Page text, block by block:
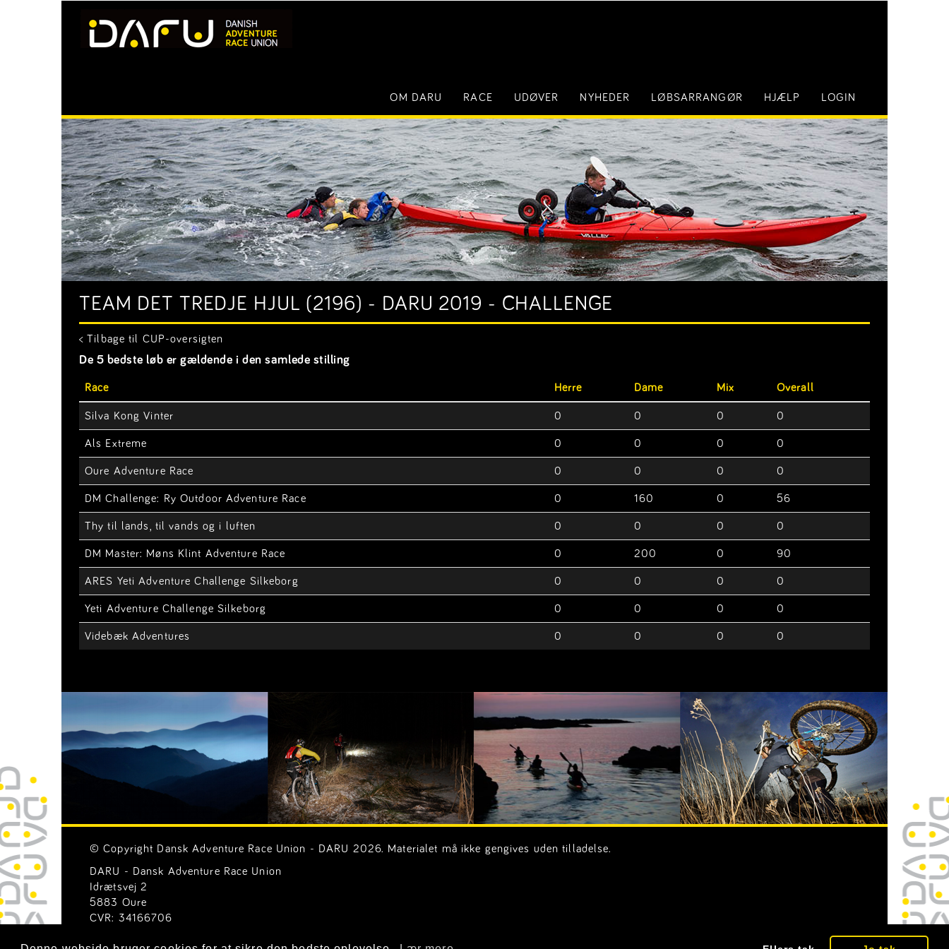
OM DARU RACE UDØVER NYHEDER LØBSARRANGØR HJÆLP LOGIN
TEAM DET TREDJE HJUL (2196) - DARU 2019 - CHALLENGE
< Tilbage til CUP-oversigten
De 5 bedste løb er gældende i den samlede stilling
Race Herre Dame Mix Overall
Silva Kong Vinter 0 0 0 0
Als Extreme 0 0 0 0
Oure Adventure Race 0 0 0 0
DM Challenge: Ry Outdoor Adventure Race 0 160 0 56
Thy til lands, til vands og i luften 0 0 0 0
DM Master: Møns Klint Adventure Race 0 200 0 90
ARES Yeti Adventure Challenge Silkeborg 0 0 0 0
Yeti Adventure Challenge Silkeborg 0 0 0 0
Videbæk Adventures 0 0 0 0
© Copyright Dansk Adventure Race Union - DARU 2026. Materialet må ikke gengives uden tilladelse.
DARU - Dansk Adventure Race Union
Idrætsvej 2
5883 Oure
CVR: 34166706